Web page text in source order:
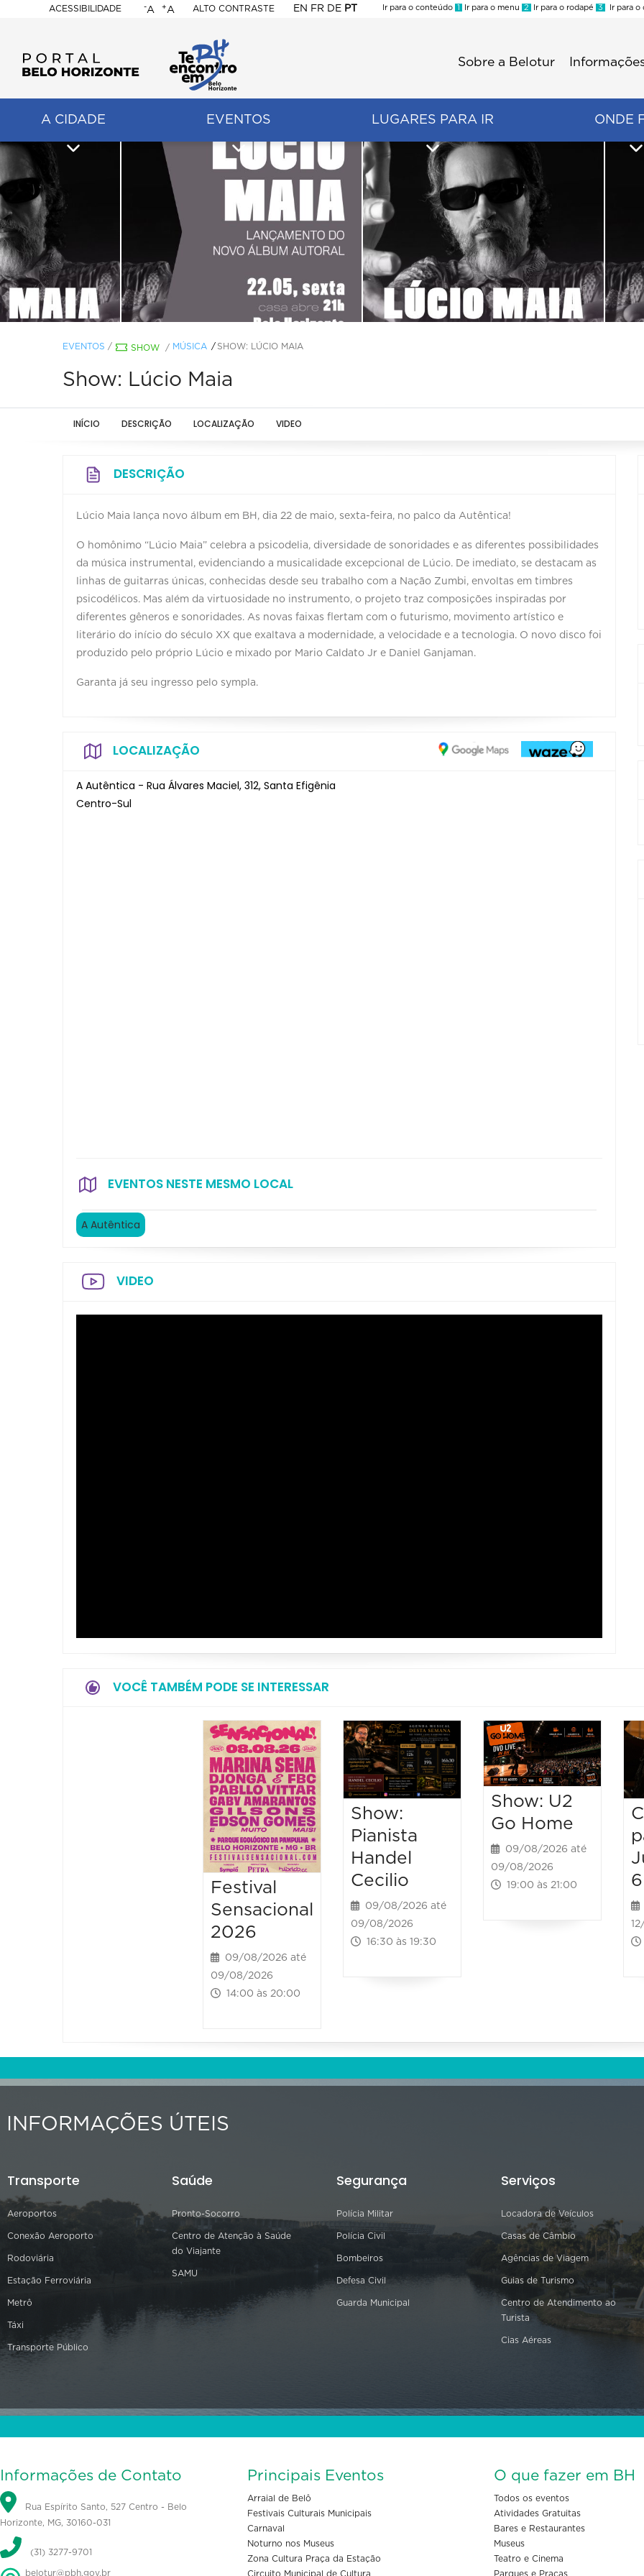
ACESSIBILIDADE
BELO
HORIZONTE
-A +A ALTO CONTRASTE EN FR DE PT
Ir para o conteúdo 1 Ir para o menu 2 Ir para o rodapé 3 Ir para o
Sobre a Belotur
A CIDADE EVENTOS LUGARES PARA IR ONDE
EVENTOS / SHOW / MÚSICA SHOW: LÚCIO MAIA
Show: Lúcio Maia
INÍCIO DESCRIÇÃO LOCALIZAÇÃO VIDEO
DESCRIÇÃO
Lúcio Maia lança novo álbum em BH, dia 22 de maio, sexta-feira, no palco da Autêntica!
O homônimo “Lúcio Maia” celebra a psicodelia, diversidade de sonoridades e as diferentes possibilidades
da música instrumental, evidenciando a musicalidade excepcional de Lúcio. De imediato, se destacam as
linhas de guitarras únicas, conhecidas desde seu trabalho com a Nação Zumbi, envoltas em timbres
psicodélicos. Mas além da virtuosidade no instrumento, o projeto traz composições inspiradas por
diferentes gêneros e sonoridades. As novas faixas flertam com o futurismo, movimento artístico e
literário do início do século XX que exaltava a modernidade, a velocidade e a tecnologia. O novo disco foi
produzido pelo próprio Lúcio e mixado por Mario Caldato Jr e Daniel Ganjaman.
Garanta já seu ingresso pelo sympla.
LOCALIZAÇÃO
A Autêntica - Rua Álvares Maciel, 312, Santa Efigênia
Centro-Sul
EVENTOS NESTE MESMO LOCAL
A Autêntica
VIDEO
VOCÊ TAMBÉM PODE SE INTERESSAR
Festival
Sensacional
2026
09/08/2026 até
09/08/2026
14:00 às 20:00
Show:
Pianista
Handel
Cecilio
09/08/2026 até
09/08/2026
16:30 às 19:30
Show: U2
Go Home
09/08/2026 até
09/08/2026
19:00 às 21:00
6
INFORMAÇÕES ÚTEIS
Transporte
Aeroportos
Conexão Aeroporto
Rodoviária
Estação Ferroviária
Metrô
Táxi
Transporte Público
Saúde
Pronto-Socorro
Centro de Atenção à Saúde
do Viajante
SAMU
Segurança
Polícia Militar
Polícia Civil
Bombeiros
Defesa Civil
Guarda Municipal
Serviços
Locadora de Veículos
Casas de Câmbio
Agências de Viagem
Guias de Turismo
Centro de Atendimento ao
Turista
Cias Aéreas
Informações de Contato
Rua Espírito Santo, 527 Centro - Belo
Horizonte, MG, 30160-031
(31) 3277-9701
belotur@pbh.gov.br
Principais Eventos
Arraial de Belô
Festivais Culturais Municipais
Carnaval
Noturno nos Museus
Zona Cultura Praça da Estação
Circuito Municipal de Cultura
O que fazer em BH
Todos os eventos
Atividades Gratuitas
Bares e Restaurantes
Museus
Teatro e Cinema
Parques e Praças